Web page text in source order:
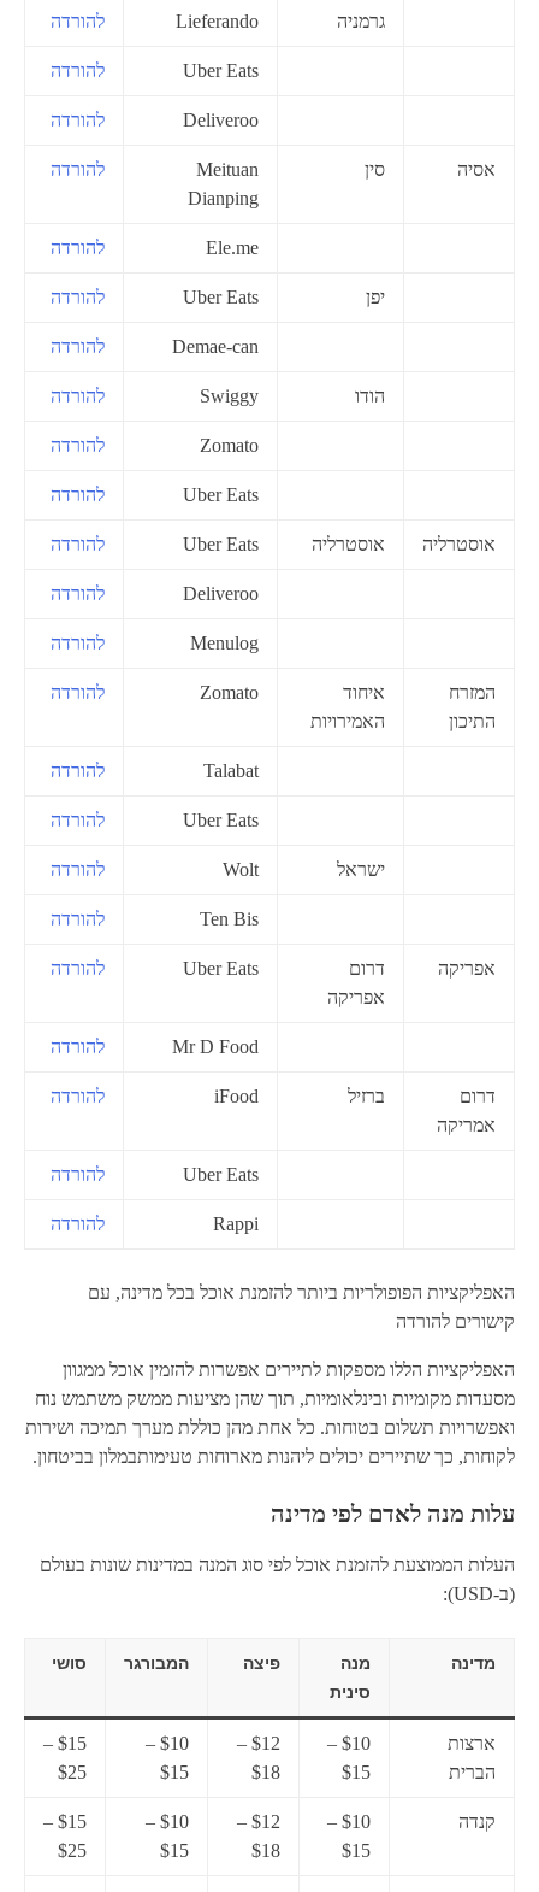
גרמניה Lieferando להורדה
Uber Eats להורדה
Deliveroo להורדה
אסיה סין
Meituan
Dianping
להורדה
Ele.me להורדה
יפן Uber Eats להורדה
Demae-can להורדה
הודו Swiggy להורדה
Zomato להורדה
Uber Eats להורדה
אוסטרליה אוסטרליה Uber Eats להורדה
Deliveroo להורדה
Menulog להורדה
המזרח
התיכון
איחוד
האמירויות
Zomato להורדה
Talabat להורדה
Uber Eats להורדה
ישראל Wolt להורדה
Ten Bis להורדה
אפריקה
דרום
אפריקה
Uber Eats להורדה
Mr D Food להורדה
דרום
אמריקה
ברזיל iFood להורדה
Uber Eats להורדה
Rappi להורדה
האפליקציות הפופולריות ביותר להזמנת אוכל בכל מדינה, עם
קישורים להורדה
האפליקציות הללו מספקות לתיירים אפשרות להזמין אוכל ממגוון
מסעדות מקומיות ובינלאומיות, תוך שהן מציעות ממשק משתמש נוח
ואפשרויות תשלום בטוחות. כל אחת מהן כוללת מערך תמיכה ושירות
לקוחות, כך שתיירים יכולים ליהנות מארוחות טעימותבמלון בביטחון.
עלות מנה לאדם לפי מדינה
העלות הממוצעת להזמנת אוכל לפי סוג המנה במדינות שונות בעולם
(ב-USD):
מדינה
מנה
סינית
פיצה המבורגר סושי
ארצות
הברית
$10 –
$15
$12 –
$18
$10 –
$15
$15 –
$25
קנדה
$10 –
$15
$12 –
$18
$10 –
$15
$15 –
$25